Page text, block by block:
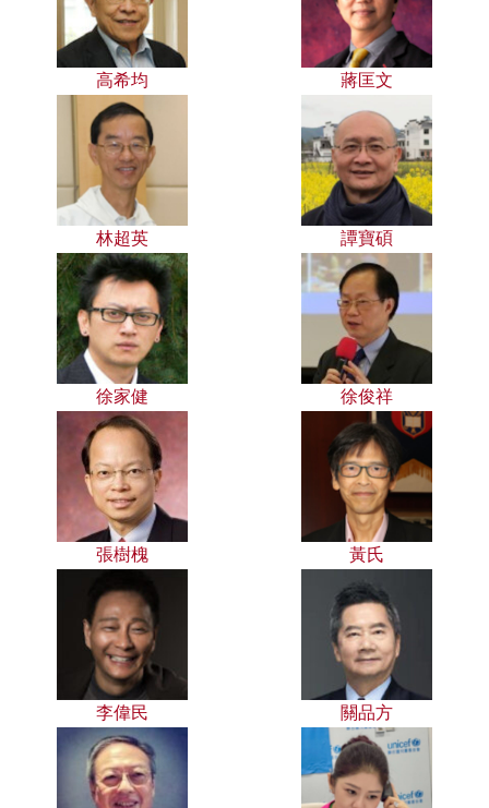
高希均 蔣匡文
林超英 譚寶碩
徐家健 徐俊祥
張樹槐 黃氏
李偉民 關品方